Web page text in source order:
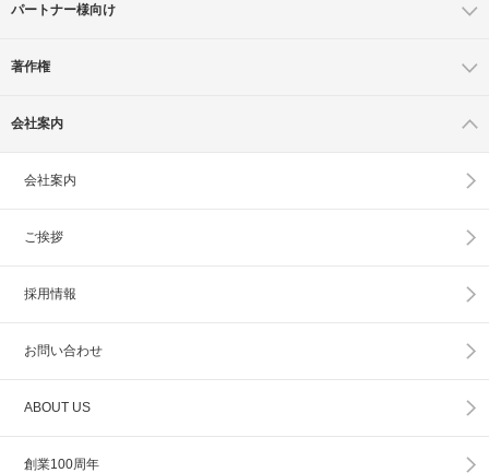
パートナー様向け
著作権
会社案内
会社案内
ご挨拶
採用情報
お問い合わせ
ABOUT US
創業100周年